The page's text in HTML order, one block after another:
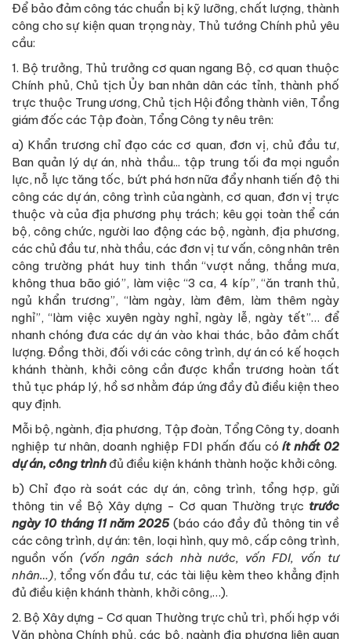
Để bảo đảm công tác chuẩn bị kỹ lưỡng, chất lượng, thành
công cho sự kiện quan trọng này, Thủ tướng Chính phủ yêu
cầu:
1. Bộ trưởng, Thủ trưởng cơ quan ngang Bộ, cơ quan thuộc
Chính phủ, Chủ tịch Ủy ban nhân dân các tỉnh, thành phố
trực thuộc Trung ương, Chủ tịch Hội đồng thành viên, Tổng
giám đốc các Tập đoàn, Tổng Công ty nêu trên:
a) Khẩn trương chỉ đạo các cơ quan, đơn vị, chủ đầu tư,
Ban quản lý dự án, nhà thầu... tập trung tối đa mọi nguồn
lực, nỗ lực tăng tốc, bứt phá hơn nữa đẩy nhanh tiến độ thi
công các dự án, công trình của ngành, cơ quan, đơn vị trực
thuộc và của địa phương phụ trách; kêu gọi toàn thể cán
bộ, công chức, người lao động các bộ, ngành, địa phương,
các chủ đầu tư, nhà thầu, các đơn vị tư vấn, công nhân trên
công trường phát huy tinh thần “vượt nắng, thắng mưa,
không thua bão gió”, làm việc “3 ca, 4 kíp”, “ăn tranh thủ,
ngủ khẩn trương”, “làm ngày, làm đêm, làm thêm ngày
nghỉ”, “làm việc xuyên ngày nghỉ, ngày lễ, ngày tết”… để
nhanh chóng đưa các dự án vào khai thác, bảo đảm chất
lượng. Đồng thời, đối với các công trình, dự án có kế hoạch
khánh thành, khởi công cần được khẩn trương hoàn tất
thủ tục pháp lý, hồ sơ nhằm đáp ứng đầy đủ điều kiện theo
quy định.
Mỗi bộ, ngành, địa phương, Tập đoàn, Tổng Công ty, doanh
nghiệp tư nhân, doanh nghiệp FDI phấn đấu cóít nhất 02
dự án, công trình đủ điều kiện khánh thành hoặc khởi công.
b) Chỉ đạo rà soát các dự án, công trình, tổng hợp, gửi
thông tin về Bộ Xây dựng - Cơ quan Thường trực trước
ngày 10 tháng 11 năm 2025(báo cáo đầy đủ thông tin về
các công trình, dự án: tên, loại hình, quy mô, cấp công trình,
nguồn vốn (vốn ngân sách nhà nước, vốn FDI, vốn tư
nhân…), tổng vốn đầu tư, các tài liệu kèm theo khẳng định
đủ điều kiện khánh thành, khởi công,…).
2. Bộ Xây dựng - Cơ quan Thường trực chủ trì, phối hợp với
Văn phòng Chính phủ, các bộ, ngành địa phương liên quan